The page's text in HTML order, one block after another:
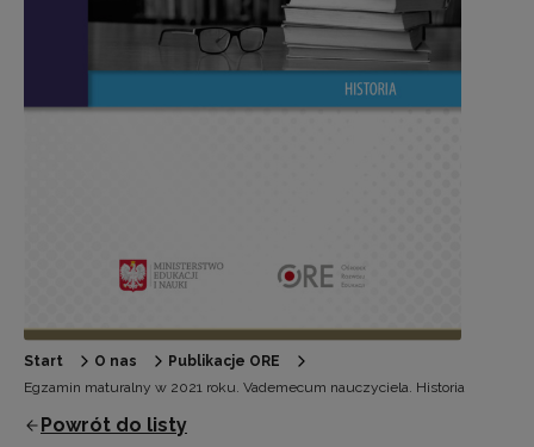
Start O nas
Publikacje ORE
Egzamin maturalny w 2021 roku. Vademecum nauczyciela. Historia
Powrót do listy